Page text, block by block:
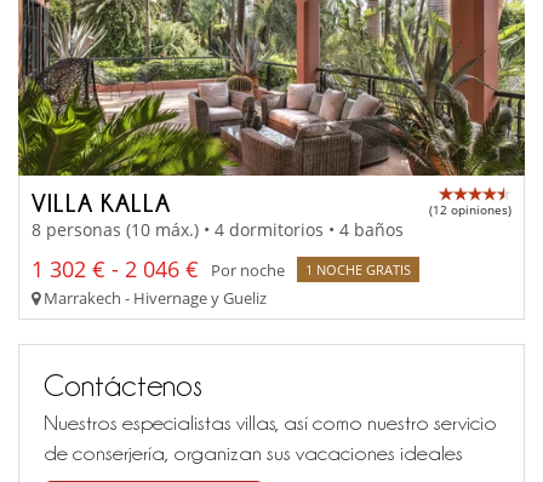
VILLA KALLA (12 opiniones)
8 personas (10 máx.) • 4 dormitorios • 4 baños
1 302 € - 2 046 € Por noche 1 NOCHE GRATIS
Marrakech - Hivernage y Gueliz
Contáctenos
Nuestros especialistas villas, así como nuestro servicio
de conserjería, organizan sus vacaciones ideales